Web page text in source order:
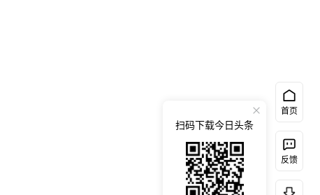
首页
反馈
扫码下载今日头条